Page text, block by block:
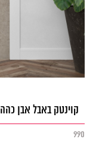
קוינטק באבל אבן כהה IPW559
990